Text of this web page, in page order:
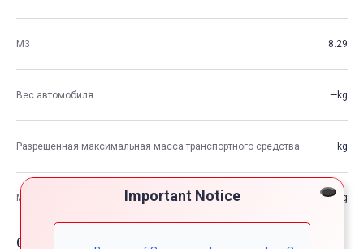
Important Notice
М3 8.29
Вес автомобиля —kg
Разрешенная максимальная масса транспортного средства —kg
Максимальная грузоподъемность —kg
Опции автомобия